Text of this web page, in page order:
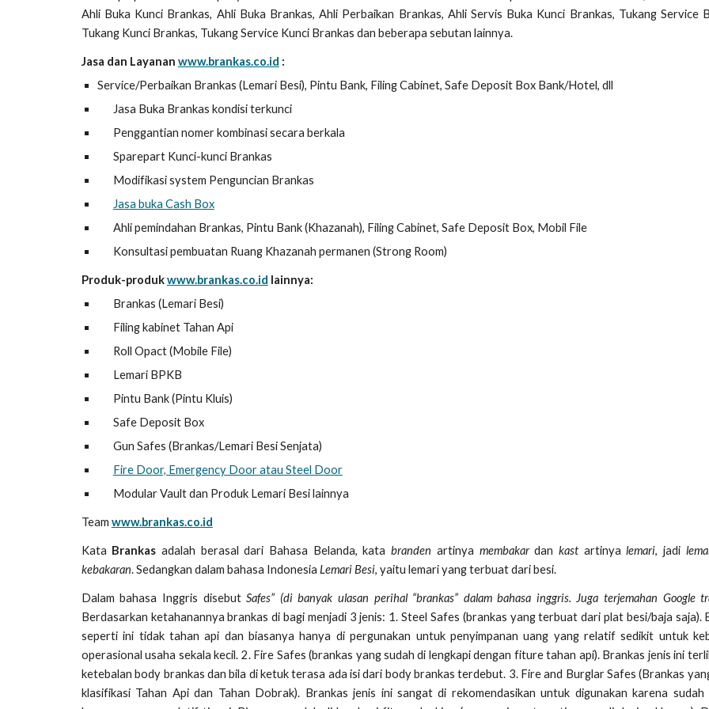
Ahli Buka Kunci Brankas, Ahli Buka Brankas, Ahli Perbaikan Brankas, Ahli Servis Buka Kunci Brankas, Tukang Service
Tukang Kunci Brankas, Tukang Service Kunci Brankas dan beberapa sebutan lainnya.
Jasa dan Layanan www.brankas.co.id :
Service/Perbaikan Brankas (Lemari Besi), Pintu Bank, Filing Cabinet, Safe Deposit Box Bank/Hotel, dll
Jasa Buka Brankas kondisi terkunci
Penggantian nomer kombinasi secara berkala
Sparepart Kunci-kunci Brankas
Modifikasi system Penguncian Brankas
Jasa buka Cash Box
Ahli pemindahan Brankas, Pintu Bank (Khazanah), Filing Cabinet, Safe Deposit Box, Mobil File
Konsultasi pembuatan Ruang Khazanah permanen (Strong Room)
Produk-produkwww.brankas.co.id lainnya:
Brankas (Lemari Besi)
Filing kabinet Tahan Api
Roll Opact (Mobile File)
Lemari BPKB
Pintu Bank (Pintu Kluis)
Safe Deposit Box
Gun Safes (Brankas/Lemari Besi Senjata)
Fire Door, Emergency Door atau Steel Door
Modular Vault dan Produk Lemari Besi lainnya
Team www.brankas.co.id
Kata Brankas adalah berasal dari Bahasa Belanda, katabranden artinya membakardan kastartinyalemari, jadi
kebakaran. Sedangkan dalam bahasa Indonesia Lemari Besi, yaitu lemari yang terbuat dari besi.
Dalam bahasa Inggris disebutSafes” (di banyak ulasan perihal “brankas” dalam bahasa inggris. Juga terjemahan Google
Berdasarkan ketahanannya brankas di bagi menjadi 3 jenis: 1. Steel Safes (brankas yang terbuat dari plat besi/baja saja).
seperti ini tidak tahan api dan biasanya hanya di pergunakan untuk penyimpanan uang yang relatif sedikit untuk
operasional usaha sekala kecil. 2. Fire Safes (brankas yang sudah di lengkapi dengan fiture tahan api). Brankas jenis ini
ketebalan body brankas dan bila di ketuk terasa ada isi dari body brankas terdebut. 3. Fire and Burglar Safes (Brankas
klasifikasi Tahan Api dan Tahan Dobrak). Brankas jenis ini sangat di rekomendasikan untuk digunakan karena sudah